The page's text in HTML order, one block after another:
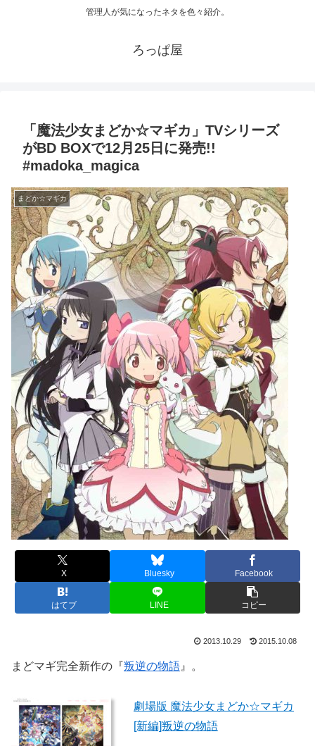
管理人が気になったネタを色々紹介。
ろっぱ屋
「魔法少女まどか☆マギカ」TVシリーズ
がBD BOXで12月25日に発売!!
#madoka_magica
まどか☆マギカ
X Bluesky Facebook
はてブ LINE コピー
2013.10.29 2015.10.08
まどマギ完全新作の『叛逆の物語 』。
劇場版 魔法少女まどか☆マギカ
[新編]叛逆の物語